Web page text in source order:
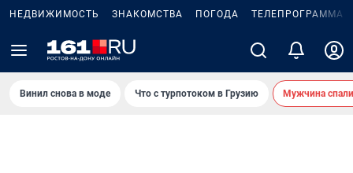
НЕДВИЖИМОСТЬ ЗНАКОМСТВА ПОГОДА ТЕЛЕПРОГРАММА
Винил снова в моде Что с турпотоком в Грузию Мужчина